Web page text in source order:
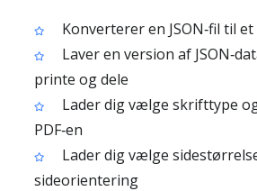
Konverterer en JSON‑fil til
Laver en version af
printe og dele
Lader dig vælge skrifttype
PDF‑en
Lader dig vælge
sideorientering